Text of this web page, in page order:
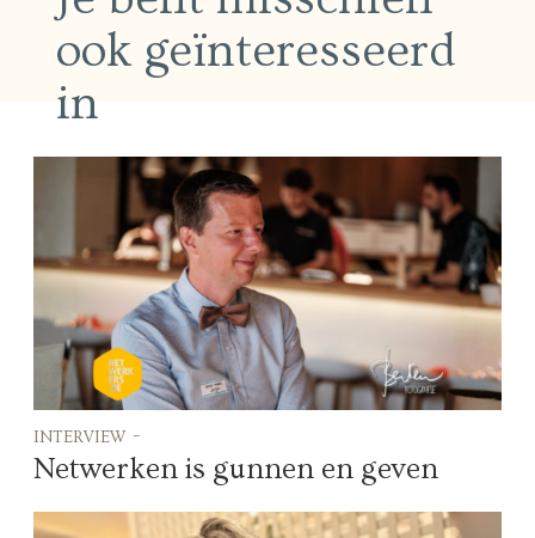
ook geïnteresseerd
in
interview -
Netwerken is gunnen en geven